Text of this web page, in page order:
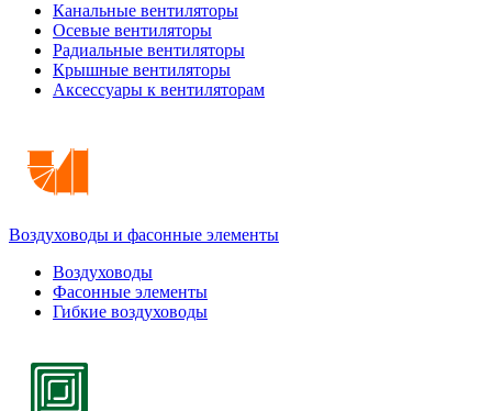
Канальные вентиляторы
Осевые вентиляторы
Радиальные вентиляторы
Крышные вентиляторы
Аксессуары к вентиляторам
Воздуховоды и фасонные элементы
Воздуховоды
Фасонные элементы
Гибкие воздуховоды